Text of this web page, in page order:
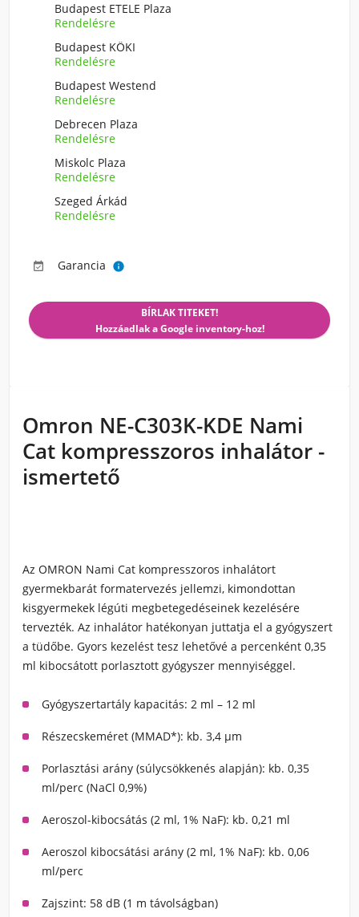
Budapest ETELE Plaza
Rendelésre
Budapest KÖKI
Rendelésre
Budapest Westend
Rendelésre
Debrecen Plaza
Rendelésre
Miskolc Plaza
Rendelésre
Szeged Árkád
Rendelésre
 Garancia 
BÍRLAK TITEKET!
Hozzáadlak a Google inventory-hoz!
Omron NE-C303K-KDE Nami
Cat kompresszoros inhalátor -
ismertető
Az OMRON Nami Cat kompresszoros inhalátort
gyermekbarát formatervezés jellemzi, kimondottan
kisgyermekek légúti megbetegedéseinek kezelésére
tervezték. Az inhalátor hatékonyan juttatja el a gyógyszert
a tüdőbe. Gyors kezelést tesz lehetővé a percenként 0,35
ml kibocsátott porlasztott gyógyszer mennyiséggel.
Gyógyszertartály kapacitás: 2 ml – 12 ml
Részecskeméret (MMAD*): kb. 3,4 µm
Porlasztási arány (súlycsökkenés alapján): kb. 0,35
ml/perc (NaCl 0,9%)
Aeroszol-kibocsátás (2 ml, 1% NaF): kb. 0,21 ml
Aeroszol kibocsátási arány (2 ml, 1% NaF): kb. 0,06
ml/perc
Zajszint: 58 dB (1 m távolságban)